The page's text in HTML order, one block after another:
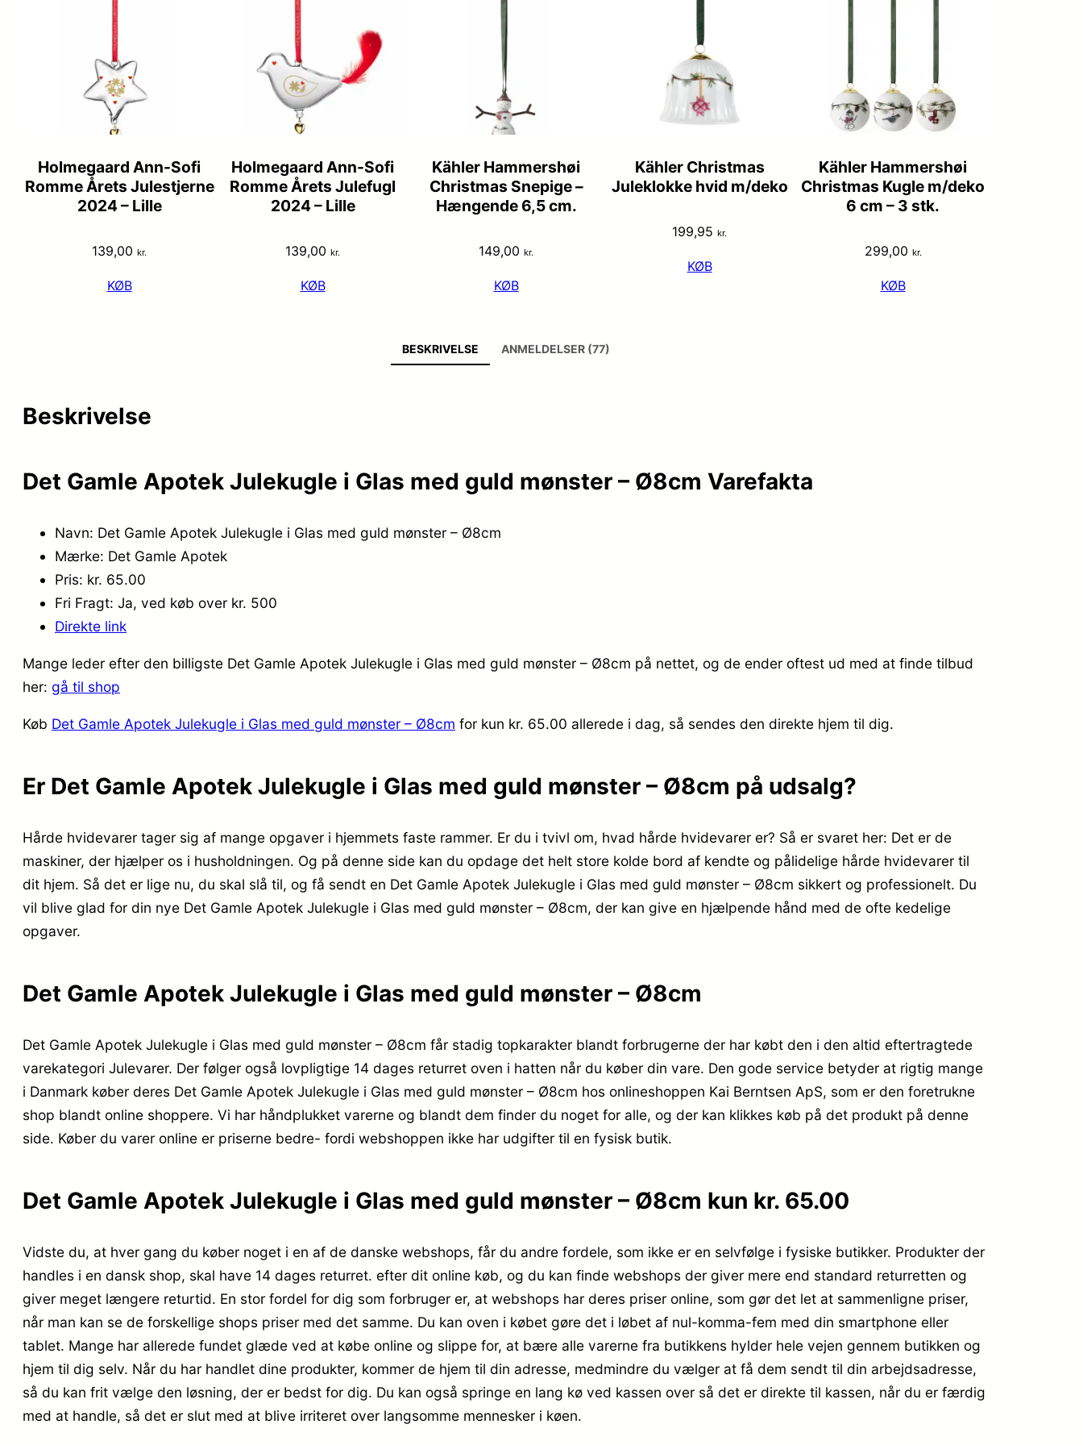
Holmegaard Ann-Sofi
Romme Årets Julestjerne
2024 – Lille
139,00 kr.
KØB
Holmegaard Ann-Sofi
Romme Årets Julefugl
2024 – Lille
139,00 kr.
KØB
Kähler Hammershøi
Christmas Snepige –
Hængende 6,5 cm.
149,00 kr.
KØB
Kähler Christmas
Juleklokke hvid m/deko
199,95 kr.
KØB
Kähler Hammershøi
Christmas Kugle m/deko
6 cm – 3 stk.
299,00 kr.
KØB
BESKRIVELSE ANMELDELSER (77)
Beskrivelse
Det Gamle Apotek Julekugle i Glas med guld mønster – Ø8cm Varefakta
Navn: Det Gamle Apotek Julekugle i Glas med guld mønster – Ø8cm
Mærke: Det Gamle Apotek
Pris: kr. 65.00
Fri Fragt: Ja, ved køb over kr. 500
Direkte link
Mange leder efter den billigste Det Gamle Apotek Julekugle i Glas med guld mønster – Ø8cm på nettet, og de ender oftest ud med at finde tilbud
her: gå til shop
Køb Det Gamle Apotek Julekugle i Glas med guld mønster – Ø8cm for kun kr. 65.00 allerede i dag, så sendes den direkte hjem til dig.
Er Det Gamle Apotek Julekugle i Glas med guld mønster – Ø8cm på udsalg?
Hårde hvidevarer tager sig af mange opgaver i hjemmets faste rammer. Er du i tvivl om, hvad hårde hvidevarer er? Så er svaret her: Det er de
maskiner, der hjælper os i husholdningen. Og på denne side kan du opdage det helt store kolde bord af kendte og pålidelige hårde hvidevarer til
dit hjem. Så det er lige nu, du skal slå til, og få sendt en Det Gamle Apotek Julekugle i Glas med guld mønster – Ø8cm sikkert og professionelt. Du
vil blive glad for din nye Det Gamle Apotek Julekugle i Glas med guld mønster – Ø8cm, der kan give en hjælpende hånd med de ofte kedelige
opgaver.
Det Gamle Apotek Julekugle i Glas med guld mønster – Ø8cm
Det Gamle Apotek Julekugle i Glas med guld mønster – Ø8cm får stadig topkarakter blandt forbrugerne der har købt den i den altid eftertragtede
varekategori Julevarer. Der følger også lovpligtige 14 dages returret oven i hatten når du køber din vare. Den gode service betyder at rigtig mange
i Danmark køber deres Det Gamle Apotek Julekugle i Glas med guld mønster – Ø8cm hos onlineshoppen Kai Berntsen ApS, som er den foretrukne
shop blandt online shoppere. Vi har håndplukket varerne og blandt dem finder du noget for alle, og der kan klikkes køb på det produkt på denne
side. Køber du varer online er priserne bedre- fordi webshoppen ikke har udgifter til en fysisk butik.
Det Gamle Apotek Julekugle i Glas med guld mønster – Ø8cm kun kr. 65.00
Vidste du, at hver gang du køber noget i en af de danske webshops, får du andre fordele, som ikke er en selvfølge i fysiske butikker. Produkter der
handles i en dansk shop, skal have 14 dages returret. efter dit online køb, og du kan finde webshops der giver mere end standard returretten og
giver meget længere returtid. En stor fordel for dig som forbruger er, at webshops har deres priser online, som gør det let at sammenligne priser,
når man kan se de forskellige shops priser med det samme. Du kan oven i købet gøre det i løbet af nul-komma-fem med din smartphone eller
tablet. Mange har allerede fundet glæde ved at købe online og slippe for, at bære alle varerne fra butikkens hylder hele vejen gennem butikken og
hjem til dig selv. Når du har handlet dine produkter, kommer de hjem til din adresse, medmindre du vælger at få dem sendt til din arbejdsadresse,
så du kan frit vælge den løsning, der er bedst for dig. Du kan også springe en lang kø ved kassen over så det er direkte til kassen, når du er færdig
med at handle, så det er slut med at blive irriteret over langsomme mennesker i køen.